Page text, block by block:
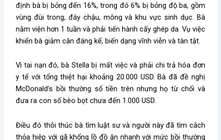
định bà bị bỏng đến 16%, trong đó 6% bị bỏng độ ba, gồm
vùng đùi trong, đáy chậu, mông và khu vực sinh dục. Bà
nằm viện hơn 1 tuần và phải tiến hành cấy ghép da. Vụ việc
khiến bà giảm cân đáng kể, biến dạng vĩnh viễn và tàn tật.
Vì tai nạn đó, bà Stella bị mất việc và phải chi trả hóa đơn
y tế với tổng thiệt hại khoảng 20.000 USD. Bà đã đề nghị
McDonald’s bồi thường số tiền trên nhưng họ từ chối và
đưa ra con số bèo bọt chưa đến 1.000 USD.
Điều đó thôi thúc bà tìm luật sư và người này đã tìm cách
thỏa hiệp với gã khổng lồ đồ ăn nhanh với mức bồi thường